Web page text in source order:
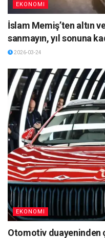
EKONOMI
İslam Memiş’ten altın
sanmayın, yıl sonuna
2026-03-24
EKONOMI
Otomotiv duayeninden